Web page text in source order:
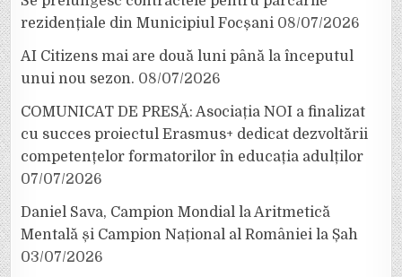
rezidențiale din Municipiul Focșani 08/07/2026
AI Citizens mai are două luni până la începutul
unui nou sezon. 08/07/2026
COMUNICAT DE PRESĂ: Asociația NOI a finalizat
cu succes proiectul Erasmus+ dedicat dezvoltării
competențelor formatorilor în educația adulților
07/07/2026
Daniel Sava, Campion Mondial la Aritmetică
Mentală și Campion Național al României la Șah
03/07/2026